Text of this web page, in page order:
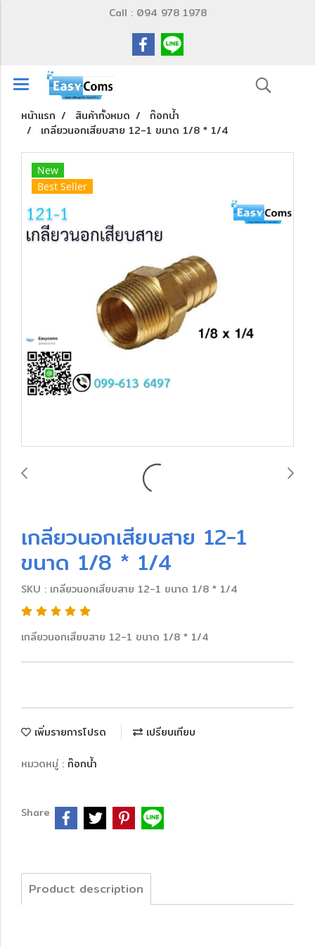
Call : 094 978 1978
หน้าแรก สินค้าทั้งหมด
ก๊อกน้ำ
เกลียวนอกเสียบสาย 12-1 ขนาด 1/8 * 1/4
New
Best Seller
เกลียวนอกเสียบสาย 12-1
ขนาด 1/8 * 1/4
SKU : เกลียวนอกเสียบสาย 12-1 ขนาด 1/8 * 1/4
เกลียวนอกเสียบสาย 12-1 ขนาด 1/8 * 1/4
เพิ่มรายการโปรด เปรียบเทียบ
หมวดหมู่ : ก๊อกน้ำ
Share
Product description